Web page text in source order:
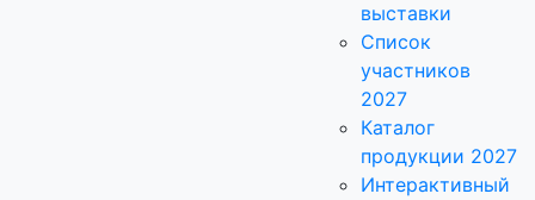
выставки
Список
участников
2027
Каталог
продукции 2027
Интерактивный